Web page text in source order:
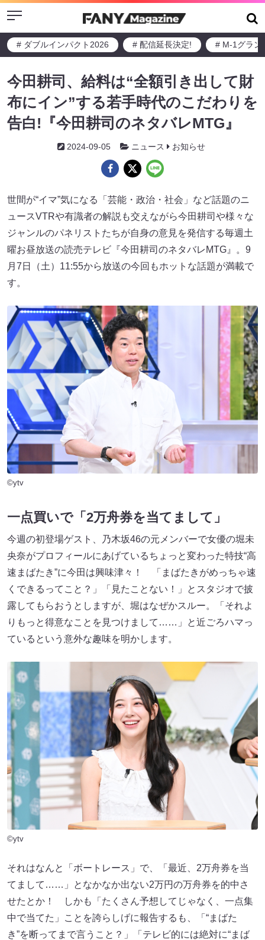
Menu
# ダブルインパクト2026 # 配信延長決定! # M-1グラン
今田耕司、給料は“全額引き出して財
布にイン”する若手時代のこだわりを
告白!『今田耕司のネタバレMTG』
2024-09-05 ニュース お知らせ
世間が“イマ”気になる「芸能・政治・社会」など話題のニ
ュースVTRや有識者の解説も交えながら今田耕司や様々な
ジャンルのパネリストたちが自身の意見を発信する毎週土
曜お昼放送の読売テレビ『今田耕司のネタバレMTG』。9
月7日（土）11:55から放送の今回もホットな話題が満載で
す。
©ytv
一点買いで「2万舟券を当てまして」
今週の初登場ゲスト、乃木坂46の元メンバーで女優の堀未
央奈がプロフィールにあげているちょっと変わった特技“高
速まばたき”に今田は興味津々！ 「まばたきがめっちゃ速
くできるってこと？」「見たことない！」とスタジオで披
露してもらおうとしますが、堀はなぜかスルー。「それよ
りもっと得意なことを見つけまして……」と近ごろハマっ
ているという意外な趣味を明かします。
©ytv
それはなんと「ボートレース」で、「最近、2万舟券を当
てまして……」となかなか出ない2万円の万舟券を的中さ
せたとか！ しかも「たくさん予想してじゃなく、一点集
中で当てた」ことを誇らしげに報告するも、「“まばた
き”を断ってまで言うこと？」「テレビ的には絶対に“まば